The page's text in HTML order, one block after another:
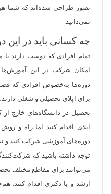
تصور طراحی شده‌اند که شما
نمی‌دانید.
چه کسانی باید در این
تمام افرادی که دوست دارند با
امکان شرکت در این
دوره‌ها به‌خصوص افرادی که
برای اپلای تحصیلی و شغلی
تحصیل در دانشگاه‌های خارج از
اپلای اقدام کنید اما راه و
دوره‌های آموزشی شرکت کنید و
توجه داشته باشید که
می‌توانند برای مقاطع مختلف
ارشد و یا دکتری اقدام کنند.